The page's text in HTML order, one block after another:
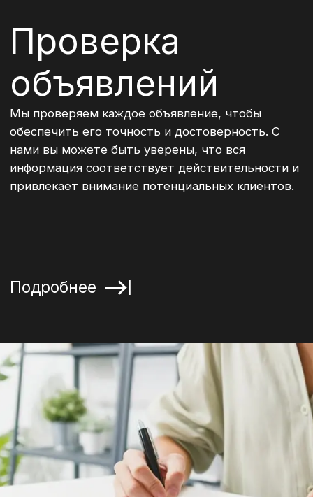
Город продолжает привлекать как туристов,
так и инвесторов, что способствует
постоянному росту цен на недвижимость.
Сочи идеально подходит как для проживания,
так и для вложений, ведь развитие региона и
его популярность обеспечивают стабильный
спрос на жилье.
Это отличная возможность не только улучшить
качество жизни, но и выгодно инвестировать.
Сочи?
ваше агентство?
Как через вас продать
недвижимость?
+7 (920) 567-84-83
Политика конфиденциальности
vkurorte.ru@ya.ru
Оставить заявку